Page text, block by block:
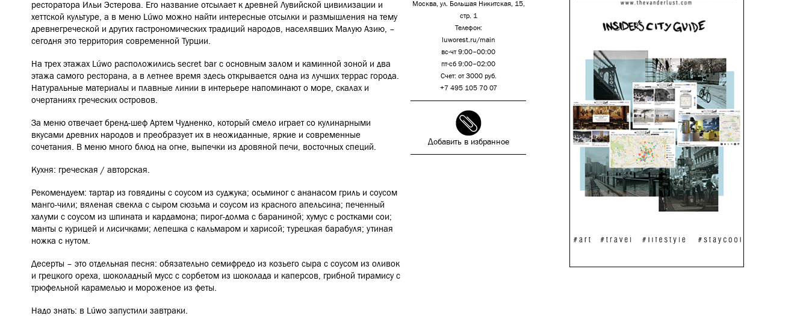
Москва, ул. Большая Никитская, 15,
стр. 1
Телефон:
luworest.ru/main
вс-чт 9:00–00:00
пт-сб 9:00–02:00
Счет: от 3000 руб.
+7 495 105 70 07
Добавить в избранное
ресторатора Ильи Эстерова. Его название отсылает к древней Лувийской цивилизации и
хеттской культуре, а в меню Lúwo можно найти интересные отсылки и размышления на тему
древнегреческой и других гастрономических традиций народов, населявших Малую Азию, –
сегодня это территория современной Турции.
На трех этажах Lúwo расположились secret bar с основным залом и каминной зоной и два
этажа самого ресторана, а в летнее время здесь открывается одна из лучших террас города.
Натуральные материалы и плавные линии в интерьере напоминают о море, скалах и
очертаниях греческих островов.
За меню отвечает бренд-шеф Артем Чудненко, который смело играет со кулинарными
вкусами древних народов и преобразует их в неожиданные, яркие и современные
сочетания. В меню много блюд на огне, выпечки из дровяной печи, восточных специй.
Кухня: греческая / авторская.
Рекомендуем: тартар из говядины с соусом из суджука; осьминог с ананасом гриль и соусом
манго-чили; вяленая свекла с сыром сюзьма и соусом из красного апельсина; печенный
халуми с соусом из шпината и кардамона; пирог-долма с бараниной; хумус с ростками сои;
манты с курицей и лисичками; лепешка с кальмаром и харисой; турецкая барабуля; утиная
ножка с нутом.
Десерты – это отдельная песня: обязательно семифредо из козьего сыра с соусом из оливок
и грецкого ореха, шоколадный мусс с сорбетом из шоколада и каперсов, грибной тирамису с
трюфельной карамелью и мороженое из феты.
Надо знать: в Lúwo запустили завтраки.